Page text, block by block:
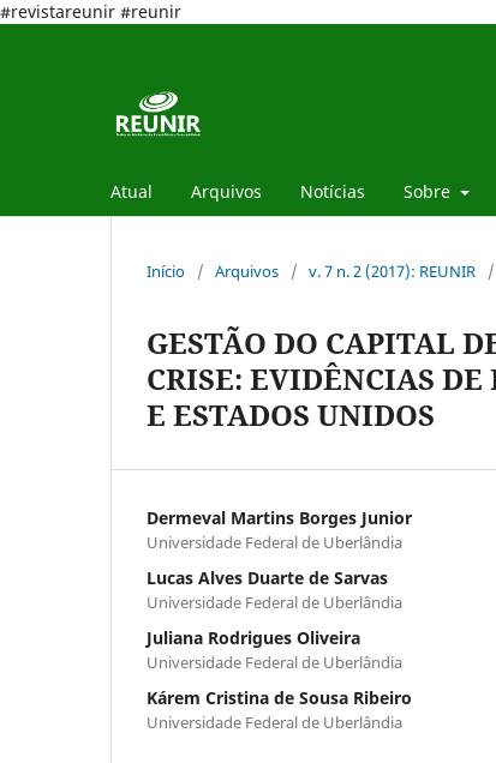
#revistareunir #reunir
Atual Arquivos Notícias Sobre
Início / Arquivos / v. 7 n. 2 (2017): REUNIR /
GESTÃO DO CAPITAL
CRISE: EVIDÊNCIAS
E ESTADOS UNIDOS
Dermeval Martins Borges Junior
Universidade Federal de Uberlândia
Lucas Alves Duarte de Sarvas
Universidade Federal de Uberlândia
Juliana Rodrigues Oliveira
Universidade Federal de Uberlândia
Kárem Cristina de Sousa Ribeiro
Universidade Federal de Uberlândia